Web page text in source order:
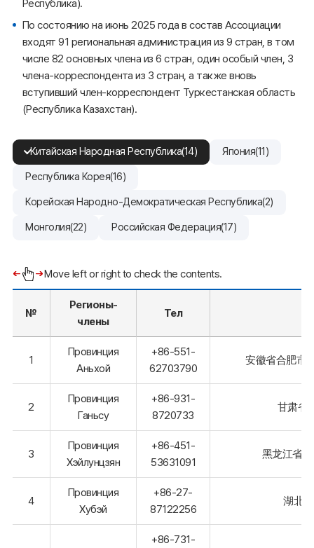
Республика).
По состоянию на июнь 2025 года в состав Ассоциации
входят 91 региональная администрация из 9 стран, в том
числе 82 основных члена из 6 стран, один особый член, 3
члена-корреспондента из 3 стран, а также вновь
вступивший член-корреспондент Туркестанская область
(Республика Казахстан).
Китайская Народная Республика(14)
Япония(11)
Республика Корея(16)
Корейская Народно-Демократическая Республика(2)
Монголия(22)
Российская Федерация(17)
Move left or right to check the contents.
№
Регионы-
члены
Тел
1
Провинция
Аньхой
+86-551-
62703790
安徽省合肥市
2
Провинция
Ганьсу
+86-931-
8720733
甘肃省
3
Провинция
Хэйлунцзян
+86-451-
53631091
黑龙江省
4
Провинция
Хубэй
+86-27-
87122256
湖北
+86-731-